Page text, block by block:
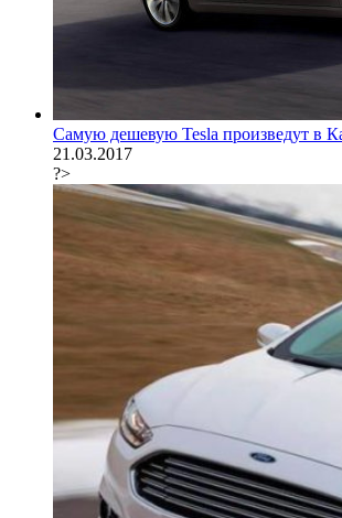
Самую дешевую Tesla произведут в
21.03.2017
?>